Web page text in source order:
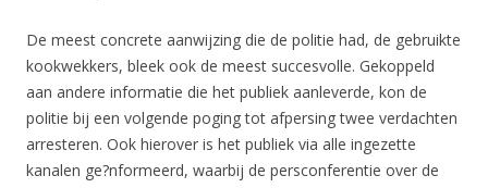
De meest concrete aanwijzing die de politie had, de gebruikte
kookwekkers, bleek ook de meest succesvolle. Gekoppeld
aan andere informatie die het publiek aanleverde, kon de
politie bij een volgende poging tot afpersing twee verdachten
arresteren. Ook hierover is het publiek via alle ingezette
kanalen ge?nformeerd, waarbij de persconferentie over de